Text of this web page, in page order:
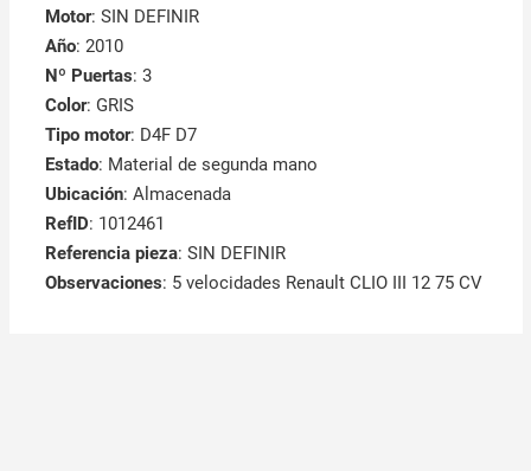
Motor: SIN DEFINIR
Año: 2010
Nº Puertas: 3
Color: GRIS
Tipo motor: D4F D7
Estado: Material de segunda mano
Ubicación: Almacenada
RefID: 1012461
Referencia pieza: SIN DEFINIR
Observaciones: 5 velocidades Renault CLIO III 12 75 CV